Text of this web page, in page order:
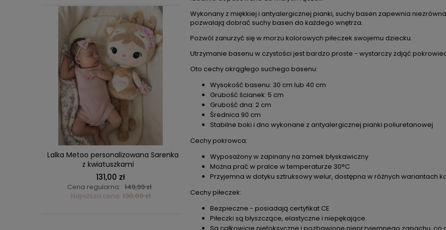
Lalka Metoo personalizowana Sarenka
z kwiatuszkami
131,00 zł
Cena regularna: 149,99 zł
Najniższa cena: 130,00 zł
DO KOSZYKA
Zestaw prezentowy dla bliźniaczek –
puchate Kotki z personalizacją
309,00 zł
Najniższa cena:
DO KOSZYKA
Zestaw prezentowy dla
309,00 zł
Wykonany z miękkiej i antyalergicznej pianki, suchy basen zapewnia
pozwalają dobrać suchy basen do każdego wnętrza.
Pozwól zanurzyć się w morzu kolorowych piłeczek swojemu dziecku.
Utrzymanie basenu w czystości jest bardzo proste - wystarczy zdjąć
Oto cechy okrągłego suchego basenu:
Wysokość basenu: 30 cm lub 40 cm
Grubość ścianek: 5 cm
Grubość dna: 2 cm
Średnica 90 cm
Stabilne boki i dno wykonane z antyalergicznej pianki poliuretanowej
Cechy pokrowca:
Wyposażony w zapinany na zamek błyskawiczny
Można prać w pralce w temperaturze 30°C
Przyjemna w dotyku sztruksowy welur, dostępna w różnych wariantach
Cechy piłeczek:
Bezpieczne - posiadają certyfikat CE
Piłeczki są błyszczące, elastyczne i niepękające.